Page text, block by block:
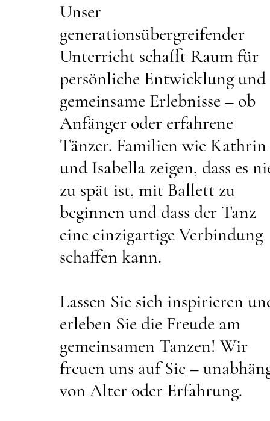
Unser
generationsübergreifender
Unterricht schafft Raum für
persönliche Entwicklung und
gemeinsame Erlebnisse – ob
Anfänger oder erfahrene
Tänzer. Familien wie Kathrin
und Isabella zeigen, dass es
zu spät ist, mit Ballett zu
beginnen und dass der Tanz
eine einzigartige Verbindung
schaffen kann.
Lassen Sie sich inspirieren
erleben Sie die Freude am
gemeinsamen Tanzen! Wir
freuen uns auf Sie –
von Alter oder Erfahrung.